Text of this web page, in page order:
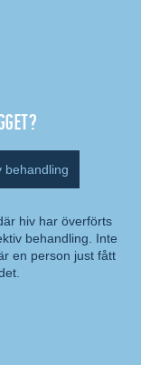
behandling
hiv har överförts
behandling. Inte
en person just fått